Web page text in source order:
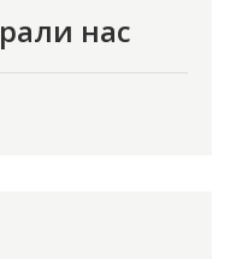
нас